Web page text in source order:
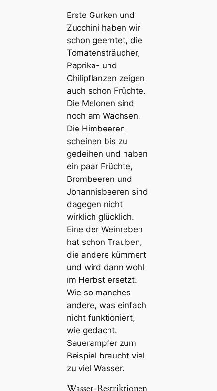
Erste Gurken und
Zucchini haben wir
schon geerntet, die
Tomatensträucher,
Paprika- und
Chilipflanzen zeigen
auch schon Früchte.
Die Melonen sind
noch am Wachsen.
Die Himbeeren
scheinen bis zu
gedeihen und haben
ein paar Früchte,
Brombeeren und
Johannisbeeren sind
dagegen nicht
wirklich glücklich.
Eine der Weinreben
hat schon Trauben,
die andere kümmert
und wird dann wohl
im Herbst ersetzt.
Wie so manches
andere, was einfach
nicht funktioniert,
wie gedacht.
Sauerampfer zum
Beispiel braucht viel
zu viel Wasser.
Wasser-Restriktionen